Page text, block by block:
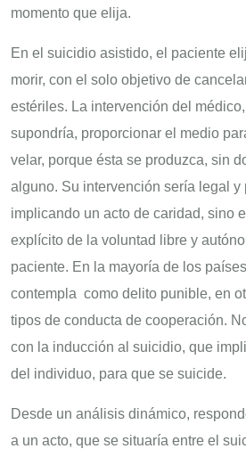
momento que elija.
En el suicidio asistido, el paciente
morir, con el solo objetivo de
estériles. La intervención del
supondría, proporcionar el medio
velar, porque ésta se produzca, sin
alguno. Su intervención sería legal y
implicando un acto de caridad, sino
explícito de la voluntad libre y
paciente. En la mayoría de los
contempla como delito punible, en
tipos de conducta de cooperación.
con la inducción al suicidio, que
del individuo, para que se suicide.
Desde un análisis dinámico,
a un acto, que se situaría entre el